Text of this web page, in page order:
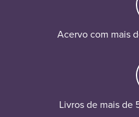
Acervo com mais
Livros de mais de